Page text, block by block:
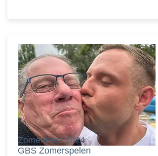
Zomerfeest 2024 -
GBS Zomerspelen